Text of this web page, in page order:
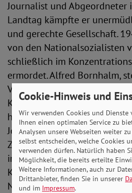
Journalist und Abgeordneter
Landtag kämpfte er
und gerechte Gesellschaft.
von den Nationalsozialisten
schließlich im
ermordet. Alfred Bornhalm,
Vorsitzender des SoVD-
Kuttner mit den Worten:
heute prägend für unseren
Journalist und hat für die
Zeitung ‚Vorwärts‘
im Preußischen Landtag und
Kriegsverletzter aus dem
Nachdem er sah, wie
Cookie-Hinweis und
Wir verwenden Cookies und
Ihnen einen optimalen Service zu
Analysen unsere Webseiten weiter
selbst entscheiden, welche Cookies
verwenden dürfen. Natürlich haben
Möglichkeit, die bereits erteilte
Weitere Informationen, auch zur
Drittanbieter, finden Sie in unserer
und im Impressum.